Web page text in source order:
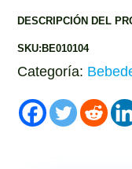
DESCRIPCIÓN DEL
SKU:BE010104
Categoría: